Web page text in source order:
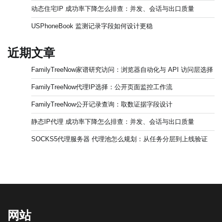
动态住宅IP 成功率下降怎么排查：并发、会话与出口质量
USPhoneBook 监测记录字段如何设计更稳
近期文章
FamilyTreeNow家谱研究访问：浏览器自动化与 API 访问层选择
FamilyTreeNow代理IP选择：公开页面监控工作流
FamilyTreeNow公开记录查询：取数证据字段设计
静态IP代理 成功率下降怎么排查：并发、会话与出口质量
SOCKS5代理服务器 代理池怎么规划：从任务分层到上线验证
网站